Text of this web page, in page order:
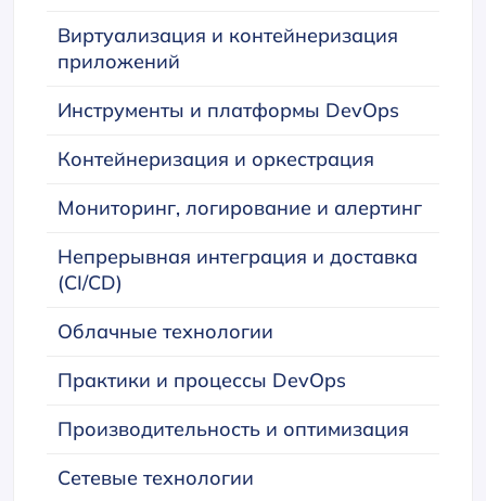
Виртуализация и контейнеризация
приложений
Инструменты и платформы DevOps
Контейнеризация и оркестрация
Мониторинг, логирование и алертинг
Непрерывная интеграция и доставка
(CI/CD)
Облачные технологии
Практики и процессы DevOps
Производительность и оптимизация
Сетевые технологии